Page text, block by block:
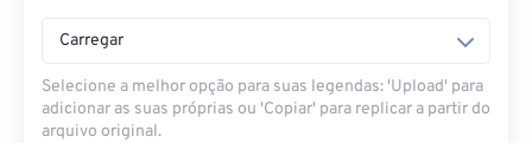
Carregar
Selecione a melhor opção para suas legendas: 'Upload' para
adicionar as suas próprias ou 'Copiar' para replicar a partir do
arquivo original.